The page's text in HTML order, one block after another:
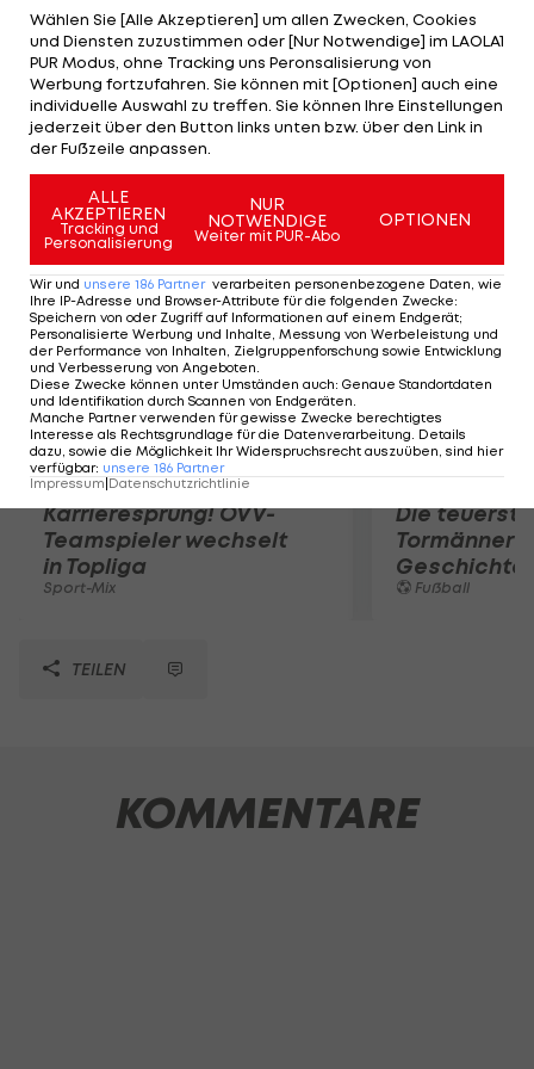
erturnt sich der Deutsche Marcel Nguyen (91,031),
der für sein Land die erste Medaille für
Mehrkämpfer seit 76 Jahren erobert. Damals
holte Alfred Schwarzmann in Berlin Gold. Bronze
geht an den US-Amerikaner Danell Leyva, der auf
90,698 Punkte kommt.
Mehr zum Thema
Karrieresprung! ÖVV-
Teamspieler wechselt
in Topliga
Sport-Mix
Die
Tormänner
Geschichte
Fußball
TEILEN
KOMMENTARE
Wählen Sie [Alle Akzeptieren] um allen Zwecken, Cookies
und Diensten zuzustimmen oder [Nur Notwendige] im LAOLA1
PUR Modus, ohne Tracking uns Peronsalisierung von
Werbung fortzufahren. Sie können mit [Optionen] auch eine
individuelle Auswahl zu treffen. Sie können Ihre Einstellungen
jederzeit über den Button links unten bzw. über den Link in
der Fußzeile anpassen.
ALLE
AKZEPTIEREN
Tracking und
Personalisierung
NUR
NOTWENDIGE
Weiter mit PUR-Abo
OPTIONEN
Wir und unsere 186 Partner verarbeiten personenbezogene Daten, wie
Ihre IP-Adresse und Browser-Attribute für die folgenden Zwecke:
Speichern von oder Zugriff auf Informationen auf einem Endgerät;
Personalisierte Werbung und Inhalte, Messung von Werbeleistung und
der Performance von Inhalten, Zielgruppenforschung sowie Entwicklung
und Verbesserung von Angeboten.
Diese Zwecke können unter Umständen auch: Genaue Standortdaten
und Identifikation durch Scannen von Endgeräten.
Manche Partner verwenden für gewisse Zwecke berechtigtes
Interesse als Rechtsgrundlage für die Datenverarbeitung. Details
dazu, sowie die Möglichkeit Ihr Widerspruchsrecht auszuüben, sind hier
verfügbar: unsere 186 Partner
Impressum Datenschutzrichtlinie